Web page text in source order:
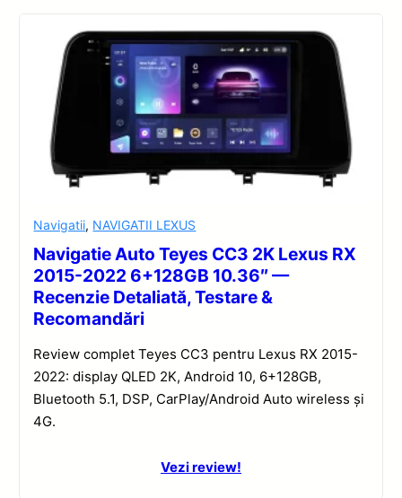
Navigatii, NAVIGATII LEXUS
Navigatie Auto Teyes CC3 2K Lexus RX
2015-2022 6+128GB 10.36″ —
Recenzie Detaliată, Testare &
Recomandări
Review complet Teyes CC3 pentru Lexus RX 2015-
2022: display QLED 2K, Android 10, 6+128GB,
Bluetooth 5.1, DSP, CarPlay/Android Auto wireless și
4G.
Vezi review!